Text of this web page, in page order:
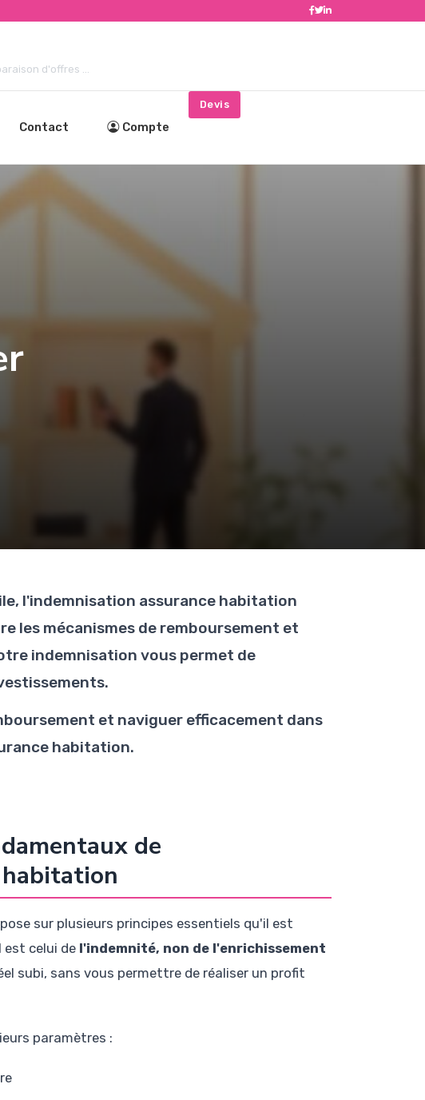
d'offres ...
Contact Compte
Devis
l'indemnisation assurance habitation
les mécanismes de remboursement et
indemnisation vous permet de
et naviguer efficacement dans
habitation.
de
sur plusieurs principes essentiels qu'il est
celui de l'indemnité, non de l'enrichissement
subi, sans vous permettre de réaliser un profit
paramètres :